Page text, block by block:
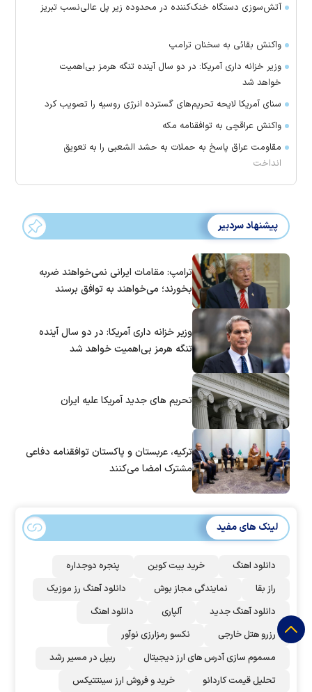
آتش‌سوزی دستگاه خنک‌کننده در محدوده زیر پل عالی‌نسب تبریز
واکنش بقائی به سخنان ترامپ
وزیر خزانه داری آمریکا: در دو سال آینده تنگه هرمز بی‌اهمیت
خواهد شد
سنای آمریکا لایحه تحریم‌های گسترده انرژی روسیه را تصویب کرد
واکنش عراقچی به توافقنامه مکه
مقاومت عراق پاسخ به حملات به حشد الشعبی را به تعویق
انداخت
پیشنهاد سردبیر
ترامپ: مقامات ایرانی نمی‌خواهند ضربه
بخورند؛ می‌خواهند به توافق برسند
وزیر خزانه داری آمریکا: در دو سال آینده
تنگه هرمز بی‌اهمیت خواهد شد
تحریم های جدید آمریکا علیه ایران
ترکیه، عربستان و پاکستان توافقنامه دفاعی
مشترک امضا می‌کنند
لینک های مفید
دانلود اهنگ خرید بیت کوین
پنجره دوجداره
راز بقا
نمایندگی مجاز بوش
دانلود آهنگ رز‌ موزیک
دانلود آهنگ جدید
آلپاری
دانلود اهنگ
رزرو هتل خارجی
نکسو رمزارزی نوآور
مسموم سازی آدرس های ارز دیجیتال
ریپل در مسیر رشد
تحلیل قیمت کاردانو
خرید و فروش ارز سینتتیکس